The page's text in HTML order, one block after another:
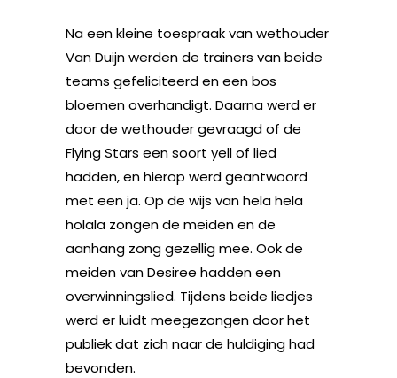
Na een kleine toespraak van wethouder
Van Duijn werden de trainers van beide
teams gefeliciteerd en een bos
bloemen overhandigt. Daarna werd er
door de wethouder gevraagd of de
Flying Stars een soort yell of lied
hadden, en hierop werd geantwoord
met een ja. Op de wijs van hela hela
holala zongen de meiden en de
aanhang zong gezellig mee. Ook de
meiden van Desiree hadden een
overwinningslied. Tijdens beide liedjes
werd er luidt meegezongen door het
publiek dat zich naar de huldiging had
bevonden.